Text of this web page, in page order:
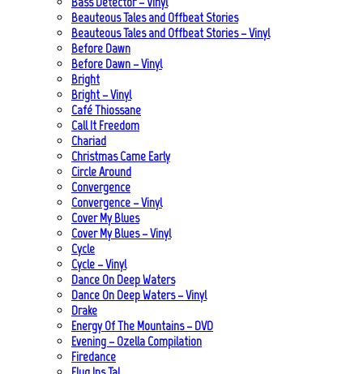
Beauteous Tales and Offbeat Stories
Beauteous Tales and Offbeat Stories – Vinyl
Before Dawn
Before Dawn – Vinyl
Bright
Bright – Vinyl
Café Thiossane
Call It Freedom
Chariad
Christmas Came Early
Circle Around
Convergence
Convergence – Vinyl
Cover My Blues
Cover My Blues – Vinyl
Cycle
Cycle – Vinyl
Dance On Deep Waters
Dance On Deep Waters – Vinyl
Drake
Energy Of The Mountains – DVD
Evening – Ozella Compilation
Firedance